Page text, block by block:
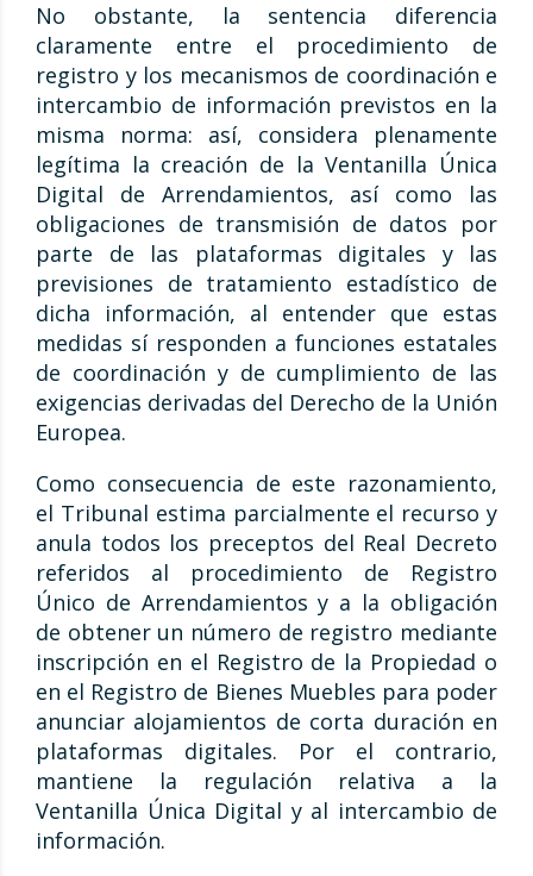
No obstante, la sentencia diferencia
claramente entre el procedimiento de
registro y los mecanismos de coordinación e
intercambio de información previstos en la
misma norma: así, considera plenamente
legítima la creación de la Ventanilla Única
Digital de Arrendamientos, así como las
obligaciones de transmisión de datos por
parte de las plataformas digitales y las
previsiones de tratamiento estadístico de
dicha información, al entender que estas
medidas sí responden a funciones estatales
de coordinación y de cumplimiento de las
exigencias derivadas del Derecho de la Unión
Europea.
Como consecuencia de este razonamiento,
el Tribunal estima parcialmente el recurso y
anula todos los preceptos del Real Decreto
referidos al procedimiento de Registro
Único de Arrendamientos y a la obligación
de obtener un número de registro mediante
inscripción en el Registro de la Propiedad o
en el Registro de Bienes Muebles para poder
anunciar alojamientos de corta duración en
plataformas digitales. Por el contrario,
mantiene la regulación relativa a la
Ventanilla Única Digital y al intercambio de
información.